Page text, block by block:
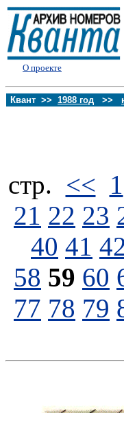
О проекте
Квант >> 1988 год >>
стp. << 1
21 22 23
40 41
58 59 60
77 78 79